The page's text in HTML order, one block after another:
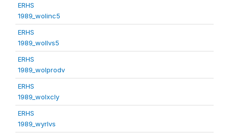
ERHS
1989_wolinc5
ERHS
1989_wollvs5
ERHS
1989_wolprodv
ERHS
1989_wolxcly
ERHS
1989_wyrlvs